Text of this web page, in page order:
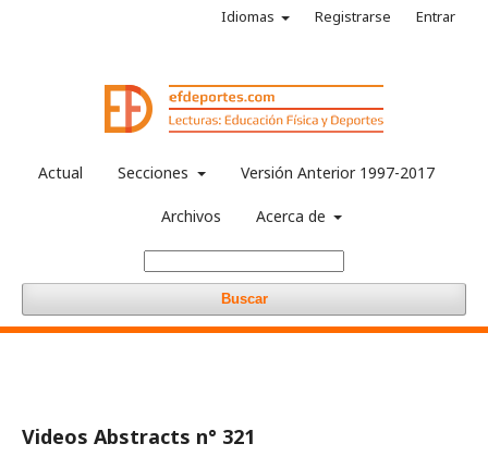
Actual Secciones Versión Anterior 1997-2017
Archivos Acerca de
Buscar
Idiomas Registrarse Entrar
Videos Abstracts n° 321